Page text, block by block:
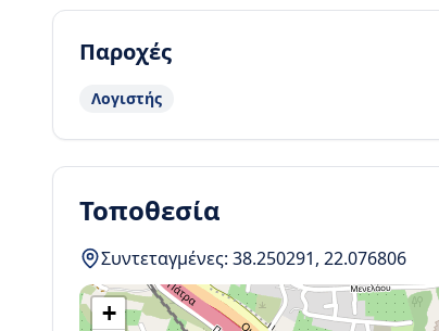
Παροχές
Λογιστής
Τοποθεσία
Συντεταγμένες: 38.250291, 22.076806
+